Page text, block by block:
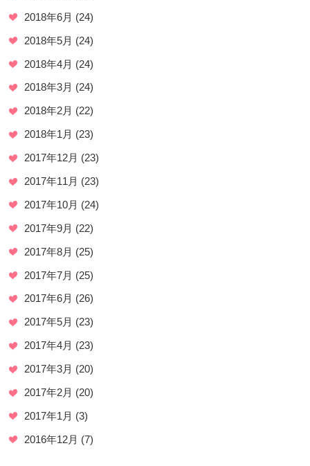
2018年6月 (24)
2018年5月 (24)
2018年4月 (24)
2018年3月 (24)
2018年2月 (22)
2018年1月 (23)
2017年12月 (23)
2017年11月 (23)
2017年10月 (24)
2017年9月 (22)
2017年8月 (25)
2017年7月 (25)
2017年6月 (26)
2017年5月 (23)
2017年4月 (23)
2017年3月 (20)
2017年2月 (20)
2017年1月 (3)
2016年12月 (7)